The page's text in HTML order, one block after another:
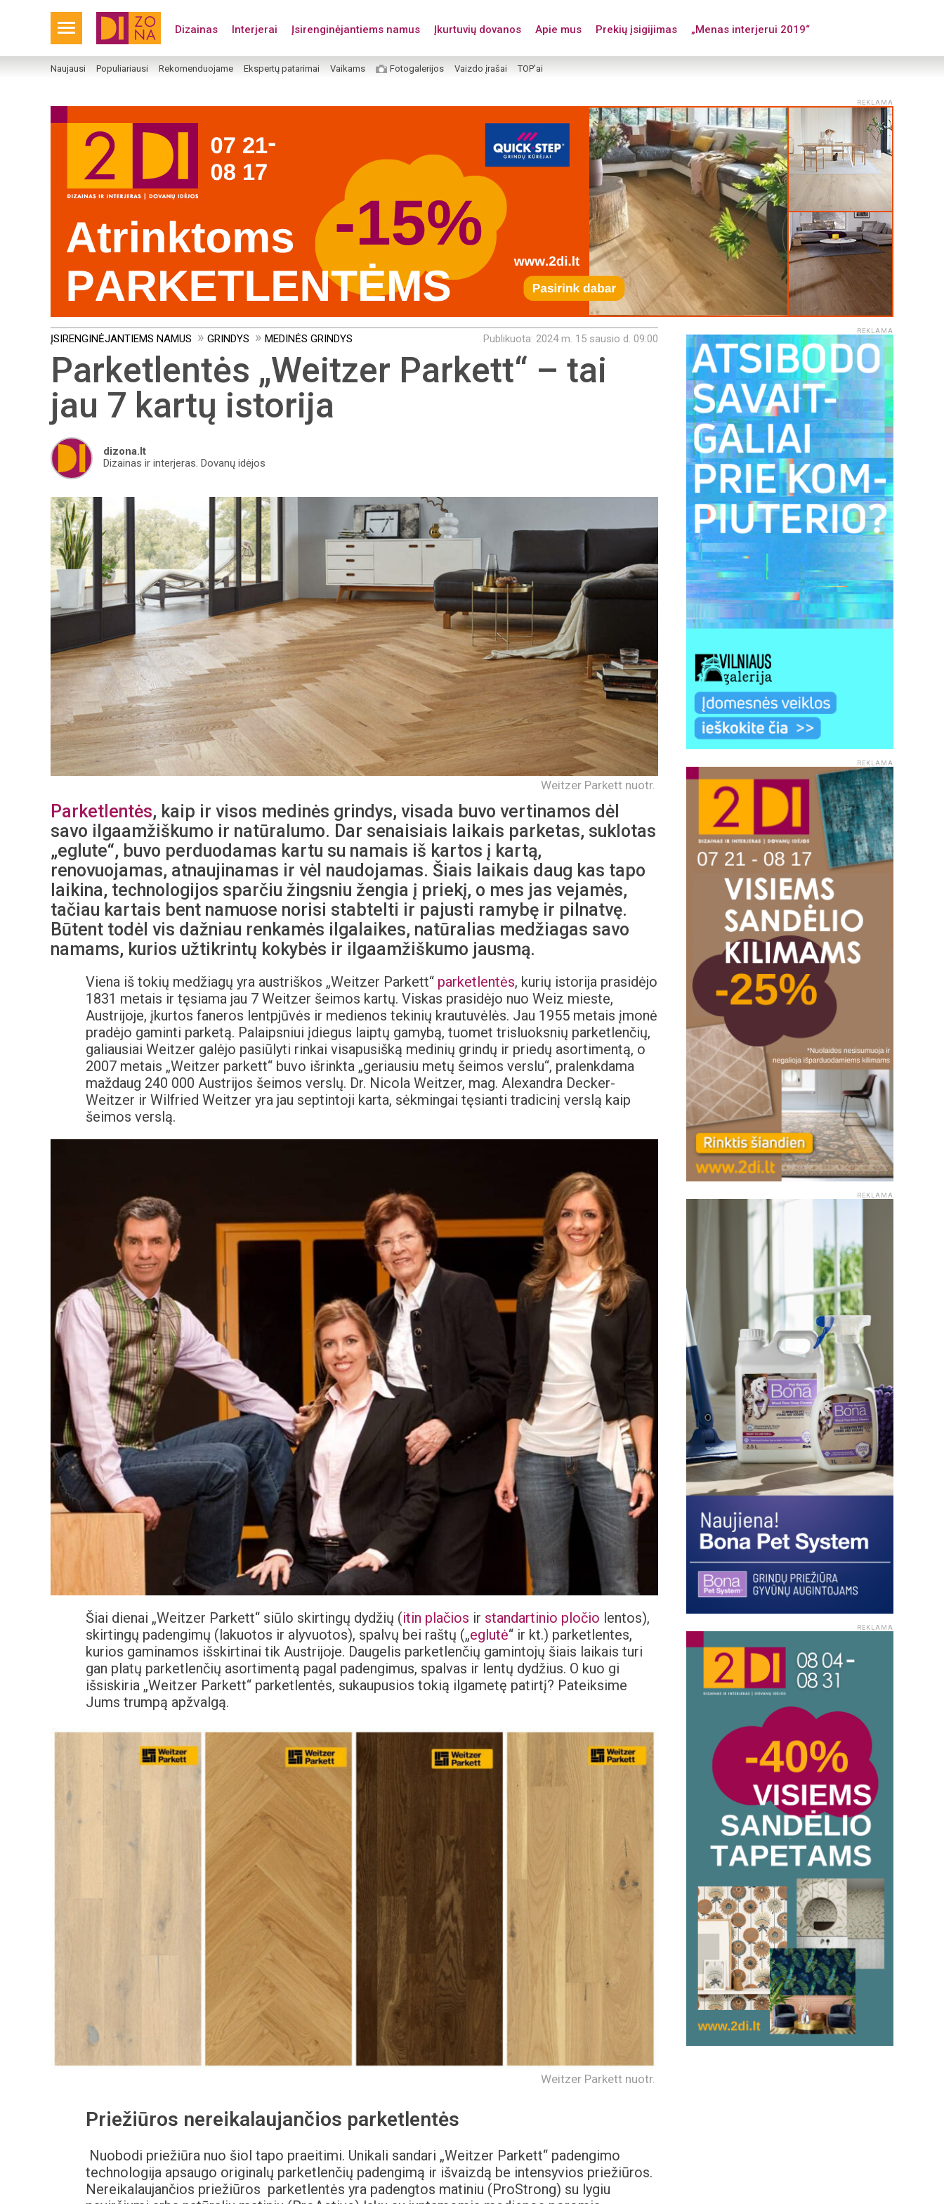
Dizainas Interjerai Įsirenginėjantiems namus Įkurtuvių dovanos Apie mus Prekių įsigijimas „Menas interjerui 2019“
Naujausi Populiariausi Rekomenduojame Ekspertų patarimai Vaikams Fotogalerijos Vaizdo įrašai TOP’ai
REKLAMA
ĮSIRENGINĖJANTIEMS NAMUS GRINDYS MEDINĖS GRINDYS Publikuota: 2024 m. 15 sausio d. 09:00
Parketlentės „Weitzer Parkett“ – tai
jau 7 kartų istorija
dizona.lt
Dizainas ir interjeras. Dovanų idėjos
Weitzer Parkett nuotr.
Parketlentės, kaip ir visos medinės grindys, visada buvo vertinamos dėl
savo ilgaamžiškumo ir natūralumo. Dar senaisiais laikais parketas, suklotas
„eglute“, buvo perduodamas kartu su namais iš kartos į kartą,
renovuojamas, atnaujinamas ir vėl naudojamas. Šiais laikais daug kas tapo
laikina, technologijos sparčiu žingsniu žengia į priekį, o mes jas vejamės,
tačiau kartais bent namuose norisi stabtelti ir pajusti ramybę ir pilnatvę.
Būtent todėl vis dažniau renkamės ilgalaikes, natūralias medžiagas savo
namams, kurios užtikrintų kokybės ir ilgaamžiškumo jausmą.
Viena iš tokių medžiagų yra austriškos „Weitzer Parkett“ parketlentės, kurių istorija prasidėjo
1831 metais ir tęsiama jau 7 Weitzer šeimos kartų. Viskas prasidėjo nuo Weiz mieste,
Austrijoje, įkurtos faneros lentpjūvės ir medienos tekinių krautuvėlės. Jau 1955 metais įmonė
pradėjo gaminti parketą. Palaipsniui įdiegus laiptų gamybą, tuomet trisluoksnių parketlenčių,
galiausiai Weitzer galėjo pasiūlyti rinkai visapusišką medinių grindų ir priedų asortimentą, o
2007 metais „Weitzer parkett“ buvo išrinkta „geriausiu metų šeimos verslu“, pralenkdama
maždaug 240 000 Austrijos šeimos verslų. Dr. Nicola Weitzer, mag. Alexandra Decker-
Weitzer ir Wilfried Weitzer yra jau septintoji karta, sėkmingai tęsianti tradicinį verslą kaip
šeimos verslą.
Šiai dienai „Weitzer Parkett“ siūlo skirtingų dydžių (itin plačios ir standartinio pločio lentos),
skirtingų padengimų (lakuotos ir alyvuotos), spalvų bei raštų („eglutė“ ir kt.) parketlentes,
kurios gaminamos išskirtinai tik Austrijoje. Daugelis parketlenčių gamintojų šiais laikais turi
gan platų parketlenčių asortimentą pagal padengimus, spalvas ir lentų dydžius. O kuo gi
išsiskiria „Weitzer Parkett“ parketlentės, sukaupusios tokią ilgametę patirtį? Pateiksime
Jums trumpą apžvalgą.
Weitzer Parkett nuotr.
Priežiūros nereikalaujančios parketlentės
Nuobodi priežiūra nuo šiol tapo praeitimi. Unikali sandari „Weitzer Parkett“ padengimo
technologija apsaugo originalų parketlenčių padengimą ir išvaizdą be intensyvios priežiūros.
Nereikalaujančios priežiūros parketlentės yra padengtos matiniu (ProStrong) su lygiu
REKLAMA
REKLAMA
REKLAMA
REKLAMA